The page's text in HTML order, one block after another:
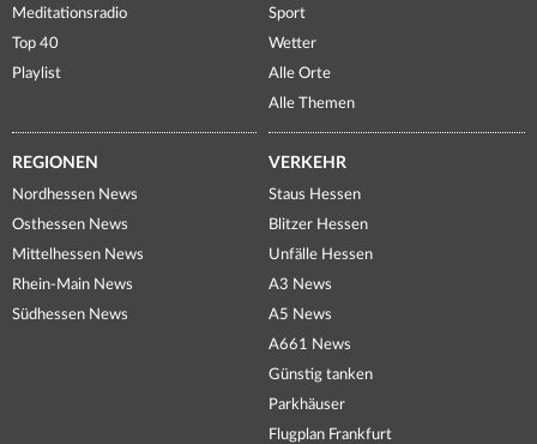
Meditationsradio
Top 40
Playlist
Sport
Wetter
Alle Orte
Alle Themen
REGIONEN
Nordhessen News
Osthessen News
Mittelhessen News
Rhein-Main News
Südhessen News
VERKEHR
Staus Hessen
Blitzer Hessen
Unfälle Hessen
A3 News
A5 News
A661 News
Günstig tanken
Parkhäuser
Flugplan Frankfurt